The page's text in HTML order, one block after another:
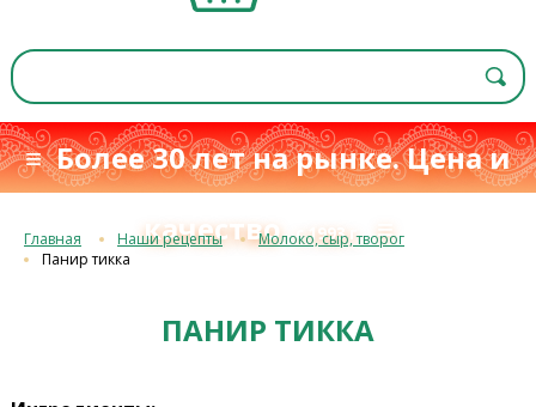
≡ Более 30 лет на рынке. Цена и
качествос 1993 г.≡
Главная Наши рецепты
Молоко, сыр, творог
Панир тикка
ПАНИР ТИККА